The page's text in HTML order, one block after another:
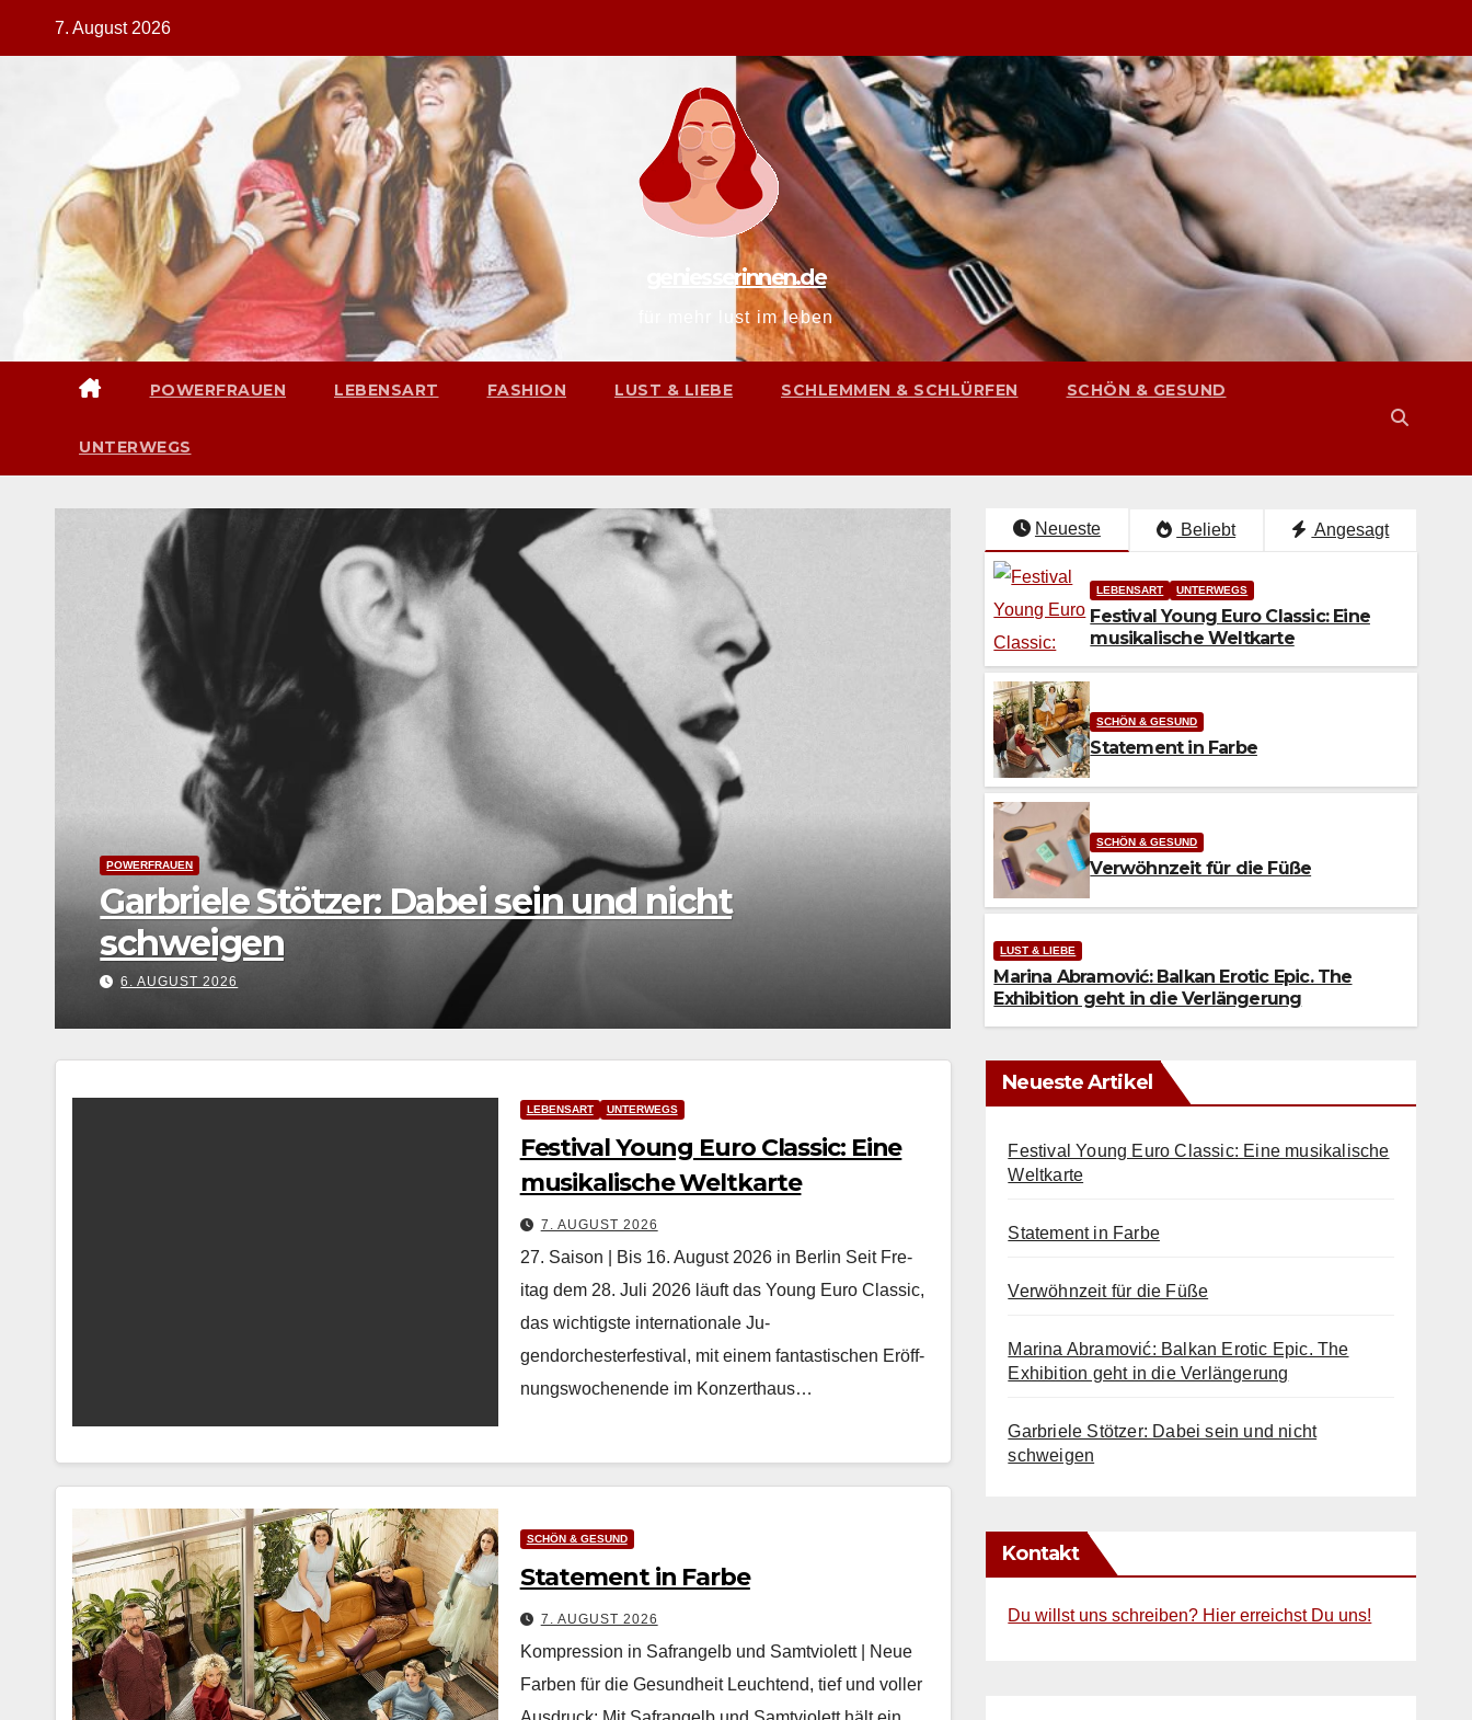
7. August 2026
geniesserinnen.de
für mehr lust im leben
POWERFRAUEN LEBENSART FASHION LUST & LIEBE SCHLEMMEN & SCHLÜRFEN SCHÖN & GESUND
UNTERWEGS
LEBENSART UNTERWEGS
Festival Young Euro Classic: Eine musikalische
Weltkarte
7. AUGUST 2026
SCHÖN & GESUND
Statement in Farbe
7. AUGUST 2026
Neueste Beliebt Angesagt
LEBENSART UNTERWEGS
Festival Young Euro Classic: Eine
musikalische Weltkarte
SCHÖN & GESUND
Statement in Farbe
SCHÖN & GESUND
Verwöhnzeit für die Füße
LUST & LIEBE
Marina Abramović: Balkan Erotic Epic. The
Exhibition geht in die Verlängerung
LEBENSART UNTERWEGS
Festival Young Euro Classic: Eine
musikalische Weltkarte
7. AUGUST 2026
27. Saison | Bis 16. August 2026 in Berlin Seit Fre­
itag dem 28. Juli 2026 läuft das Young Euro Clas­sic,
das wichtig­ste inter­na­tionale Ju­
gendorchesterfestival, mit einem fan­tastis­chen Eröff­
nungswoch­enende im Konz­erthaus…
SCHÖN & GESUND
Statement in Farbe
7. AUGUST 2026
Kompression in Safrangelb und Samtviolett | Neue
Farben für die Gesundheit Leuch­t­end, tief und voller
Neueste Artikel
Festival Young Euro Classic: Eine musikalische
Weltkarte
Statement in Farbe
Verwöhnzeit für die Füße
Marina Abramović: Balkan Erotic Epic. The
Exhibition geht in die Verlängerung
Garbriele Stötzer: Dabei sein und nicht
schweigen
Kontakt
Du willst uns schreiben? Hier erreichst Du uns!